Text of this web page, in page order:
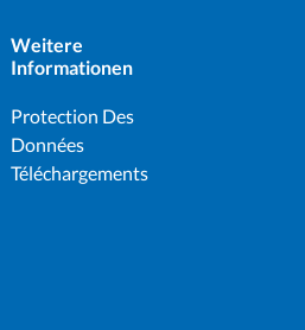
Weitere
Informationen
Protection Des
Données
Téléchargements